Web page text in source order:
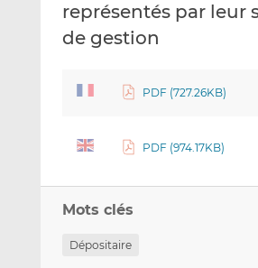
représentés par leur
de gestion
PDF (727.26KB)
PDF (974.17KB)
Mots clés
Dépositaire